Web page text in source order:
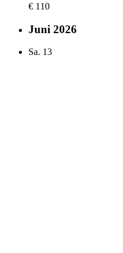
€ 110
Juni 2026
Sa. 13